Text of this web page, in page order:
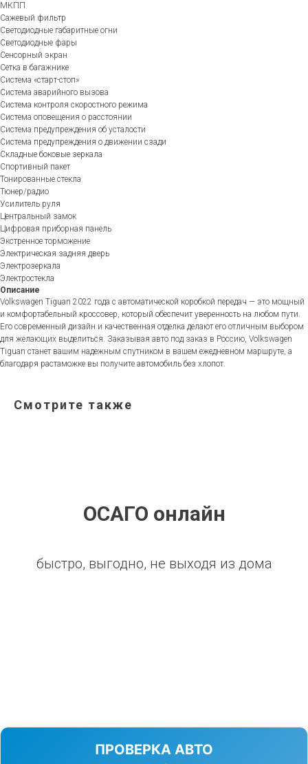
МКПП
Сажевый фильтр
Светодиодные габаритные огни
Светодиодные фары
Сенсорный экран
Сетка в багажнике
Система «старт-стоп»
Система аварийного вызова
Система контроля скоростного режима
Система оповещения о расстоянии
Система предупреждения об усталости
Система предупреждения о движении сзади
Складные боковые зеркала
Спортивный пакет
Тонированные стекла
Тюнер/радио
Усилитель руля
Центральный замок
Цифровая приборная панель
Экстренное торможение
Электрическая задняя дверь
Электрозеркала
Электростекла
Описание
Volkswagen Tiguan 2022 года с автоматической коробкой передач — это мощный
и комфортабельный кроссовер, который обеспечит уверенность на любом пути.
Его современный дизайн и качественная отделка делают его отличным выбором
для желающих выделиться. Заказывая авто под заказ в Россию, Volkswagen
Tiguan станет вашим надежным спутником в вашем ежедневном маршруте, а
благодаря растаможке вы получите автомобиль без хлопот.
Смотрите также
ОСАГО онлайн
быстро, выгодно, не выходя из дома
ПРОВЕРКА АВТО